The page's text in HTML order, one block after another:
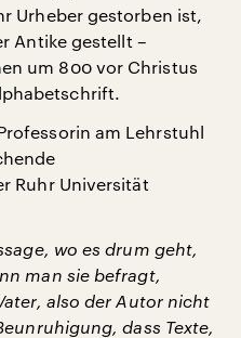
Urheber gestorben ist,
Antike gestellt –
um 800 vor Christus
am Lehrstuhl
Ruhr Universität
wo es drum geht,
man sie befragt,
also der Autor nicht
dass Texte,